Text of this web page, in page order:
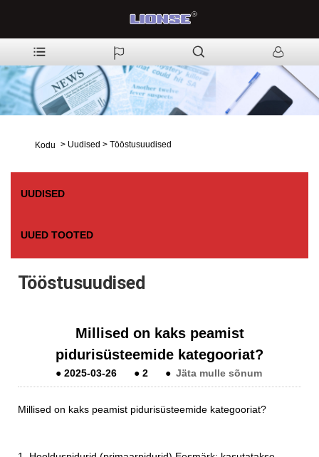
Kodu > Uudised > Tööstusuudised
UUDISED
UUED TOOTED
Tööstusuudised
Millised on kaks peamist
pidurisüsteemide kategooriat?
● 2025-03-26 ● 2 ● Jäta mulle sõnum
Millised on kaks peamist pidurisüsteemide kategooriat?